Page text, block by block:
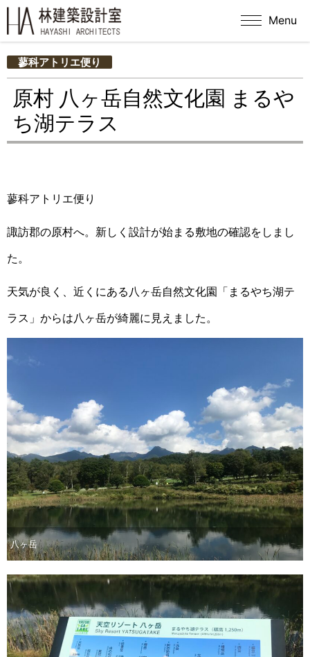
Menu
蓼科アトリエ便り
原村 八ヶ岳自然文化園 まるや
ち湖テラス
蓼科アトリエ便り
諏訪郡の原村へ。新しく設計が始まる敷地の確認をしまし
た。
天気が良く、近くにある八ヶ岳自然文化園「まるやち湖テ
ラス」からは八ヶ岳が綺麗に見えました。
八ヶ岳